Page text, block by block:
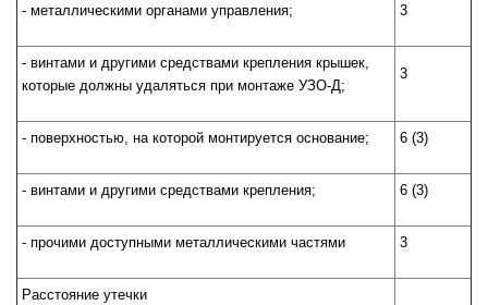
- металлическими органами управления; 3
- винтами и другими средствами крепления крышек,
которые должны удаляться при монтаже УЗО-Д;
3
- поверхностью, на которой монтируется основание; 6 (3)
- винтами и другими средствами крепления; 6 (3)
- прочими доступными металлическими частями 3
Расстояние утечки